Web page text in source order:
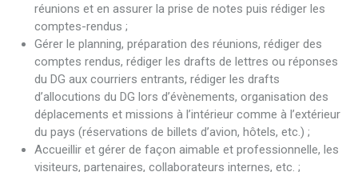
réunions et en assurer la prise de notes puis rédiger les
comptes-rendus ;
Gérer le planning, préparation des réunions, rédiger des
comptes rendus, rédiger les drafts de lettres ou réponses
du DG aux courriers entrants, rédiger les drafts
d’allocutions du DG lors d’évènements, organisation des
déplacements et missions à l’intérieur comme à l’extérieur
du pays (réservations de billets d’avion, hôtels, etc.) ;
Accueillir et gérer de façon aimable et professionnelle, les
visiteurs, partenaires, collaborateurs internes, etc. ;